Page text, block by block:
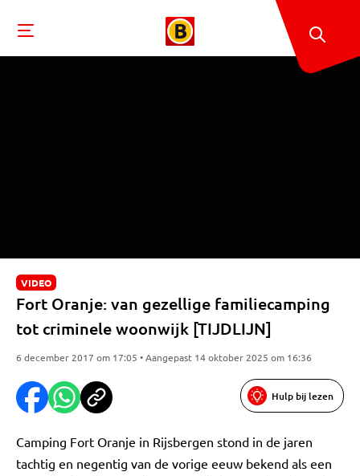
VIDEO
Fort Oranje: van gezellige familiecamping
tot criminele woonwijk [TIJDLIJN]
6 december 2017 om 17:05 • Aangepast 14 oktober 2025 om 16:36
Hulp bij lezen
Camping Fort Oranje in Rijsbergen stond in de jaren
tachtig en negentig van de vorige eeuw bekend als een